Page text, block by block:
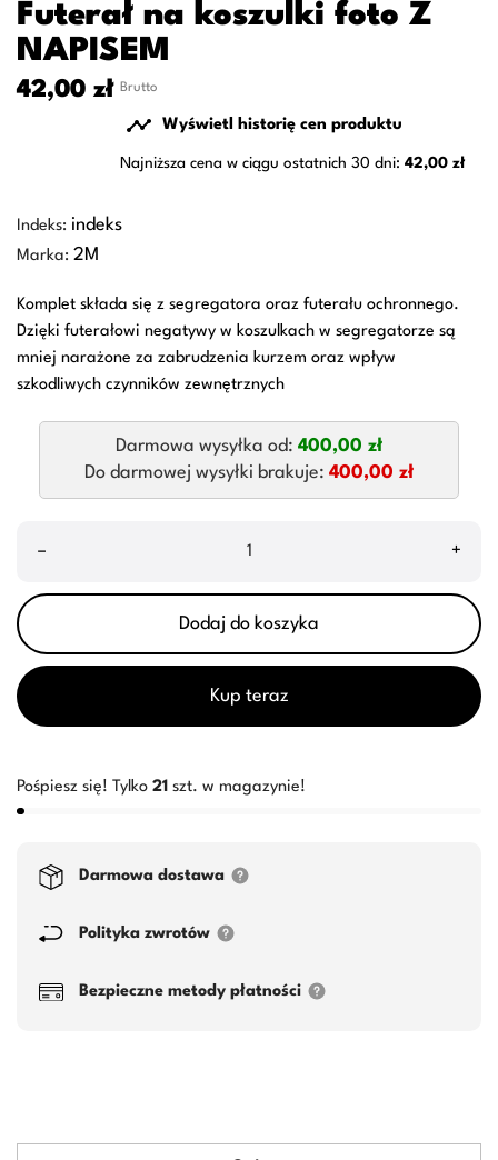
Futerał na koszulki foto Z
NAPISEM
42,00 zł Brutto
 Wyświetl historię cen produktu
Najniższa cena w ciągu ostatnich 30 dni: 42,00 zł
Indeks: indeks
Marka: 2M
Komplet składa się z segregatora oraz futerału ochronnego.
Dzięki futerałowi negatywy w koszulkach w segregatorze są
mniej narażone za zabrudzenia kurzem oraz wpływ
szkodliwych czynników zewnętrznych
Darmowa wysyłka od: 400,00 zł
Do darmowej wysyłki brakuje: 400,00 zł
– +
Dodaj do koszyka
Kup teraz
Pośpiesz się! Tylko 21 szt. w magazynie!
Darmowa dostawa
Polityka zwrotów
Bezpieczne metody płatności